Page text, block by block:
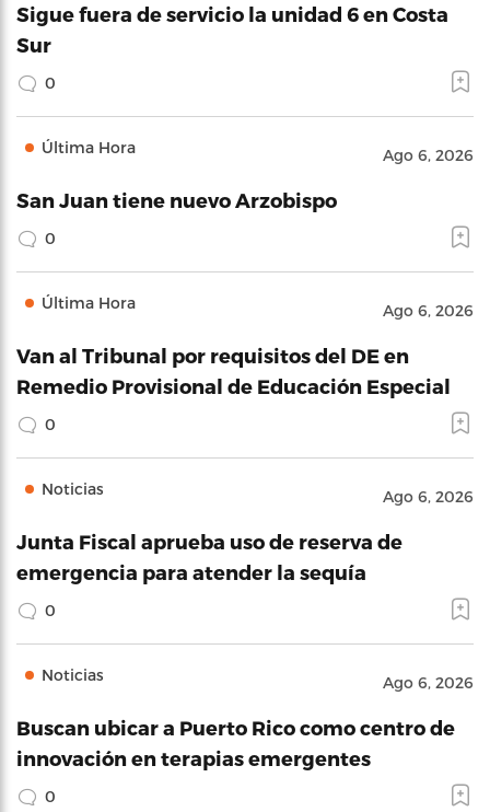
Sigue fuera de servicio la unidad 6 en Costa
Sur
0
Última Hora Ago 6, 2026
San Juan tiene nuevo Arzobispo
0
Última Hora Ago 6, 2026
Van al Tribunal por requisitos del DE en
Remedio Provisional de Educación Especial
0
Noticias Ago 6, 2026
Junta Fiscal aprueba uso de reserva de
emergencia para atender la sequía
0
Noticias Ago 6, 2026
Buscan ubicar a Puerto Rico como centro de
innovación en terapias emergentes
0